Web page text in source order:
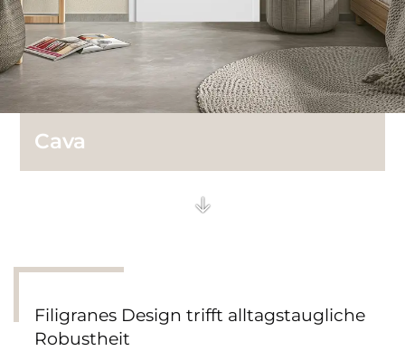
Stahl-Lofttüren
Technik Wohnraumtüren
Technik Glastüren
Cava
Filigranes Design trifft alltagstaugliche
Robustheit